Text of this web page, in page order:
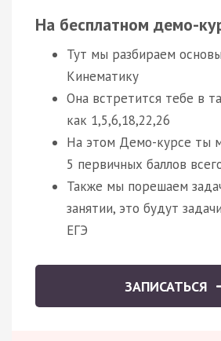
На бесплатном демо-
Тут мы разбираем
Кинематику
Она встретится тебе в
как 1,5,6,18,22,26
На этом Демо-курсе ты
5 первичных баллов
Также мы порешаем
занятии, это будут
ЕГЭ
ЗАПИСАТЬСЯ